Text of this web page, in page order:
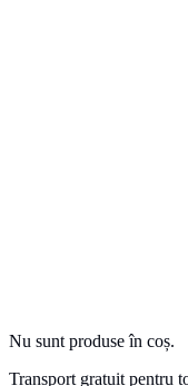
Nu sunt produse în coș.
Transport gratuit pentru